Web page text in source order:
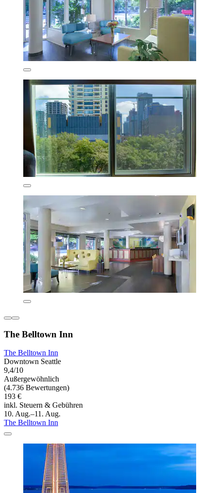
The Belltown Inn
The Belltown Inn
Downtown Seattle
9,4/10
Außergewöhnlich
(4.736 Bewertungen)
193 €
inkl. Steuern & Gebühren
10. Aug.–11. Aug.
The Belltown Inn